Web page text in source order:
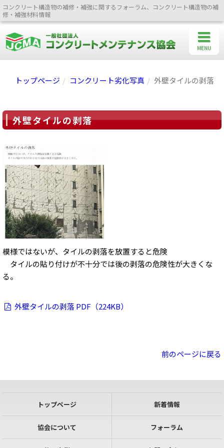
コンクリート構造物の補修・補強に関するフォーラム、コンクリート構造物の補
修・補強材料情報
トップページ コンクリート劣化写真 外壁タイルの剥落
外壁タイルの剥落
模様ではないが、タイルの剥落を放置すると危険
タイルの貼り付けが不十分では後の剥落の危険性が大きくな
る。
外壁タイルの剥落 PDF（224KB）
前のページに戻る
トップページ 新着情報
協会について フォーラム
MENU